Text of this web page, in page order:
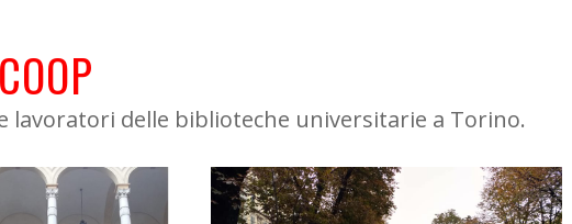
lavoratori delle biblioteche universitarie a Torino.